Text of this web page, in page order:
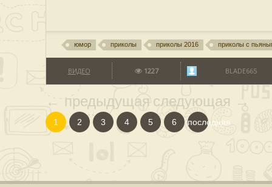
юмор приколы приколы 2016 приколы с
ВИДЕО 1227 BLADE665
← предыдущая следующая →
1 2 3 4 5 6 последняя